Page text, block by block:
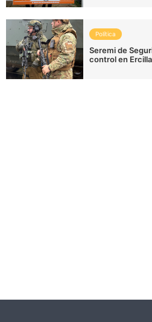
Política
Seremi de
control en Ercilla